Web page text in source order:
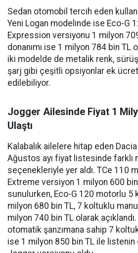
Sedan otomobil tercih eden
Yeni Logan modelinde ise Eco-G
Expression versiyonu 1 milyon
donanımı ise 1 milyon 784 bin TL
iki modelde de metalik renk,
şarj gibi çeşitli opsiyonlar ek ücret
edilebiliyor.
Jogger Ailesinde Fiyat 1
Ulaştı
Kalabalık ailelere hitap eden
Ağustos ayı fiyat listesinde farklı
seçenekleriyle yer aldı. TCe 110
Extreme versiyon 1 milyon 600
sunulurken, Eco-G 120 motorlu 5
milyon 680 bin TL, 7 koltuklu
milyon 740 bin TL olarak
otomatik şanzımana sahip 7
ise 1 milyon 850 bin TL ile listenin